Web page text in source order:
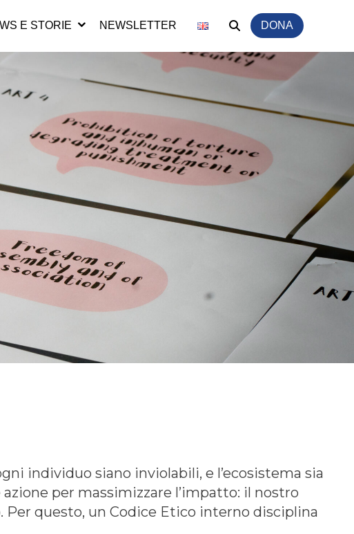
E STORIE NEWSLETTER DONA
individuo siano inviolabili, e l’ecosistema sia
per massimizzare l’impatto: il nostro
questo, un Codice Etico interno disciplina